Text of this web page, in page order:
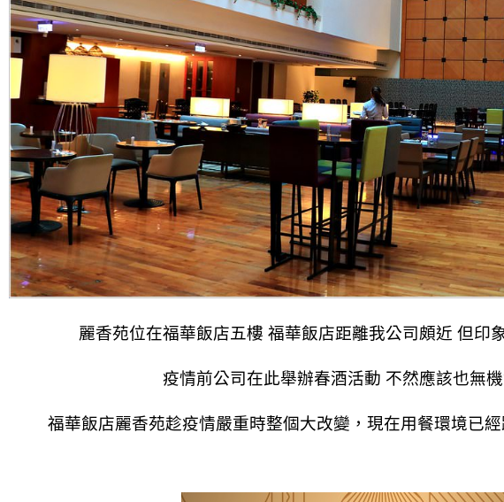
麗香苑位在福華飯店五樓 福華飯店距離我公司頗近 但印
疫情前公司在此舉辦春酒活動 不然應該也無
福華飯店麗香苑趁疫情嚴重時整個大改變，現在用餐環境已